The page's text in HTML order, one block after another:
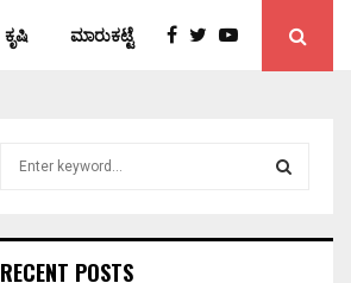
ಕೃಷಿ ಮಾರುಕಟ್ಟೆ
RECENT POSTS